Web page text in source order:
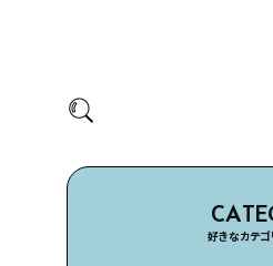
好きなカテ